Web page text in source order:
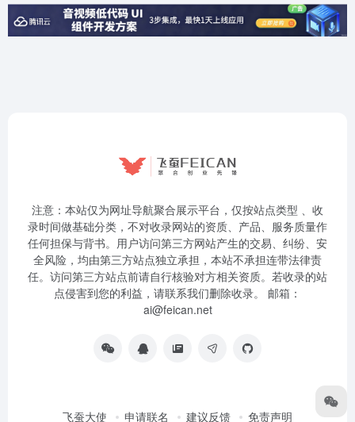
注意：本站仅为网址导航聚合展示平台，仅按站点类型 、收
录时间做基础分类，不对收录网站的资质、产品、服务质量作
任何担保与背书。用户访问第三方网站产生的交易、纠纷、安
全风险，均由第三方站点独立承担，本站不承担连带法律责
任。访问第三方站点前请自行核验对方相关资质。若收录的站
点侵害到您的利益，请联系我们删除收录。 邮箱：
ai@feican.net
飞蚕大使 申请联名 建议反馈 免责声明